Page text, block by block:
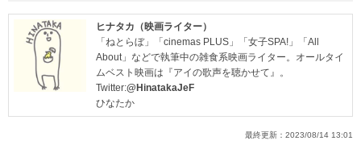
ヒナタカ（映画ライター）
「ねとらぼ」「cinemas PLUS」「女子SPA!」「All
About」などで執筆中の雑食系映画ライター。オールタイ
ムベスト映画は『アイの歌声を聴かせて』。
Twitter:@HinatakaJeF
ひなたか
最終更新： 2023/08/14 13:01